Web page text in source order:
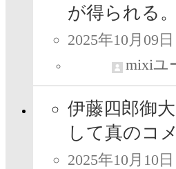
が得られる。
2025年10月09
mixiユ
伊藤四郎御
して真のコ
2025年10月10